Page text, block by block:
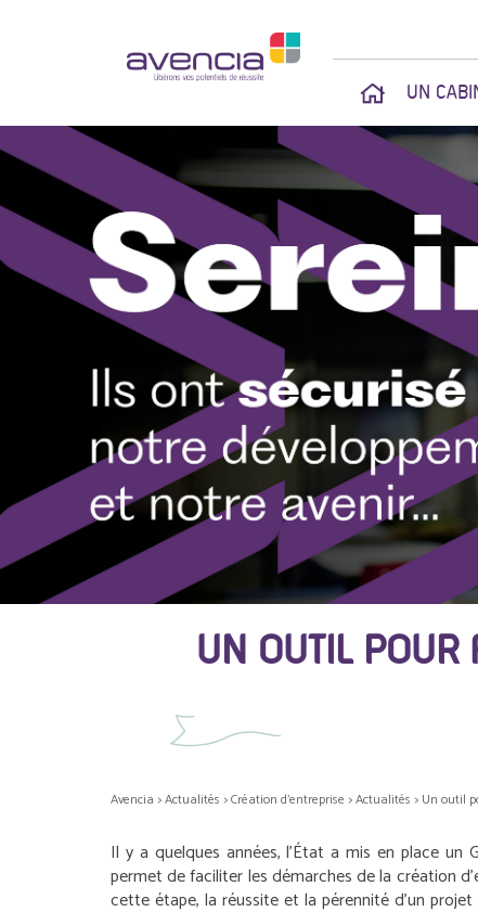
UN
UN OUTIL POUR
Avencia >Actualités >Création d'entreprise >Actualités > Un outil
Il y a quelques années, l’État a mis en place un
permet de faciliter les démarches de la création
cette étape, la réussite et la pérennité d’un